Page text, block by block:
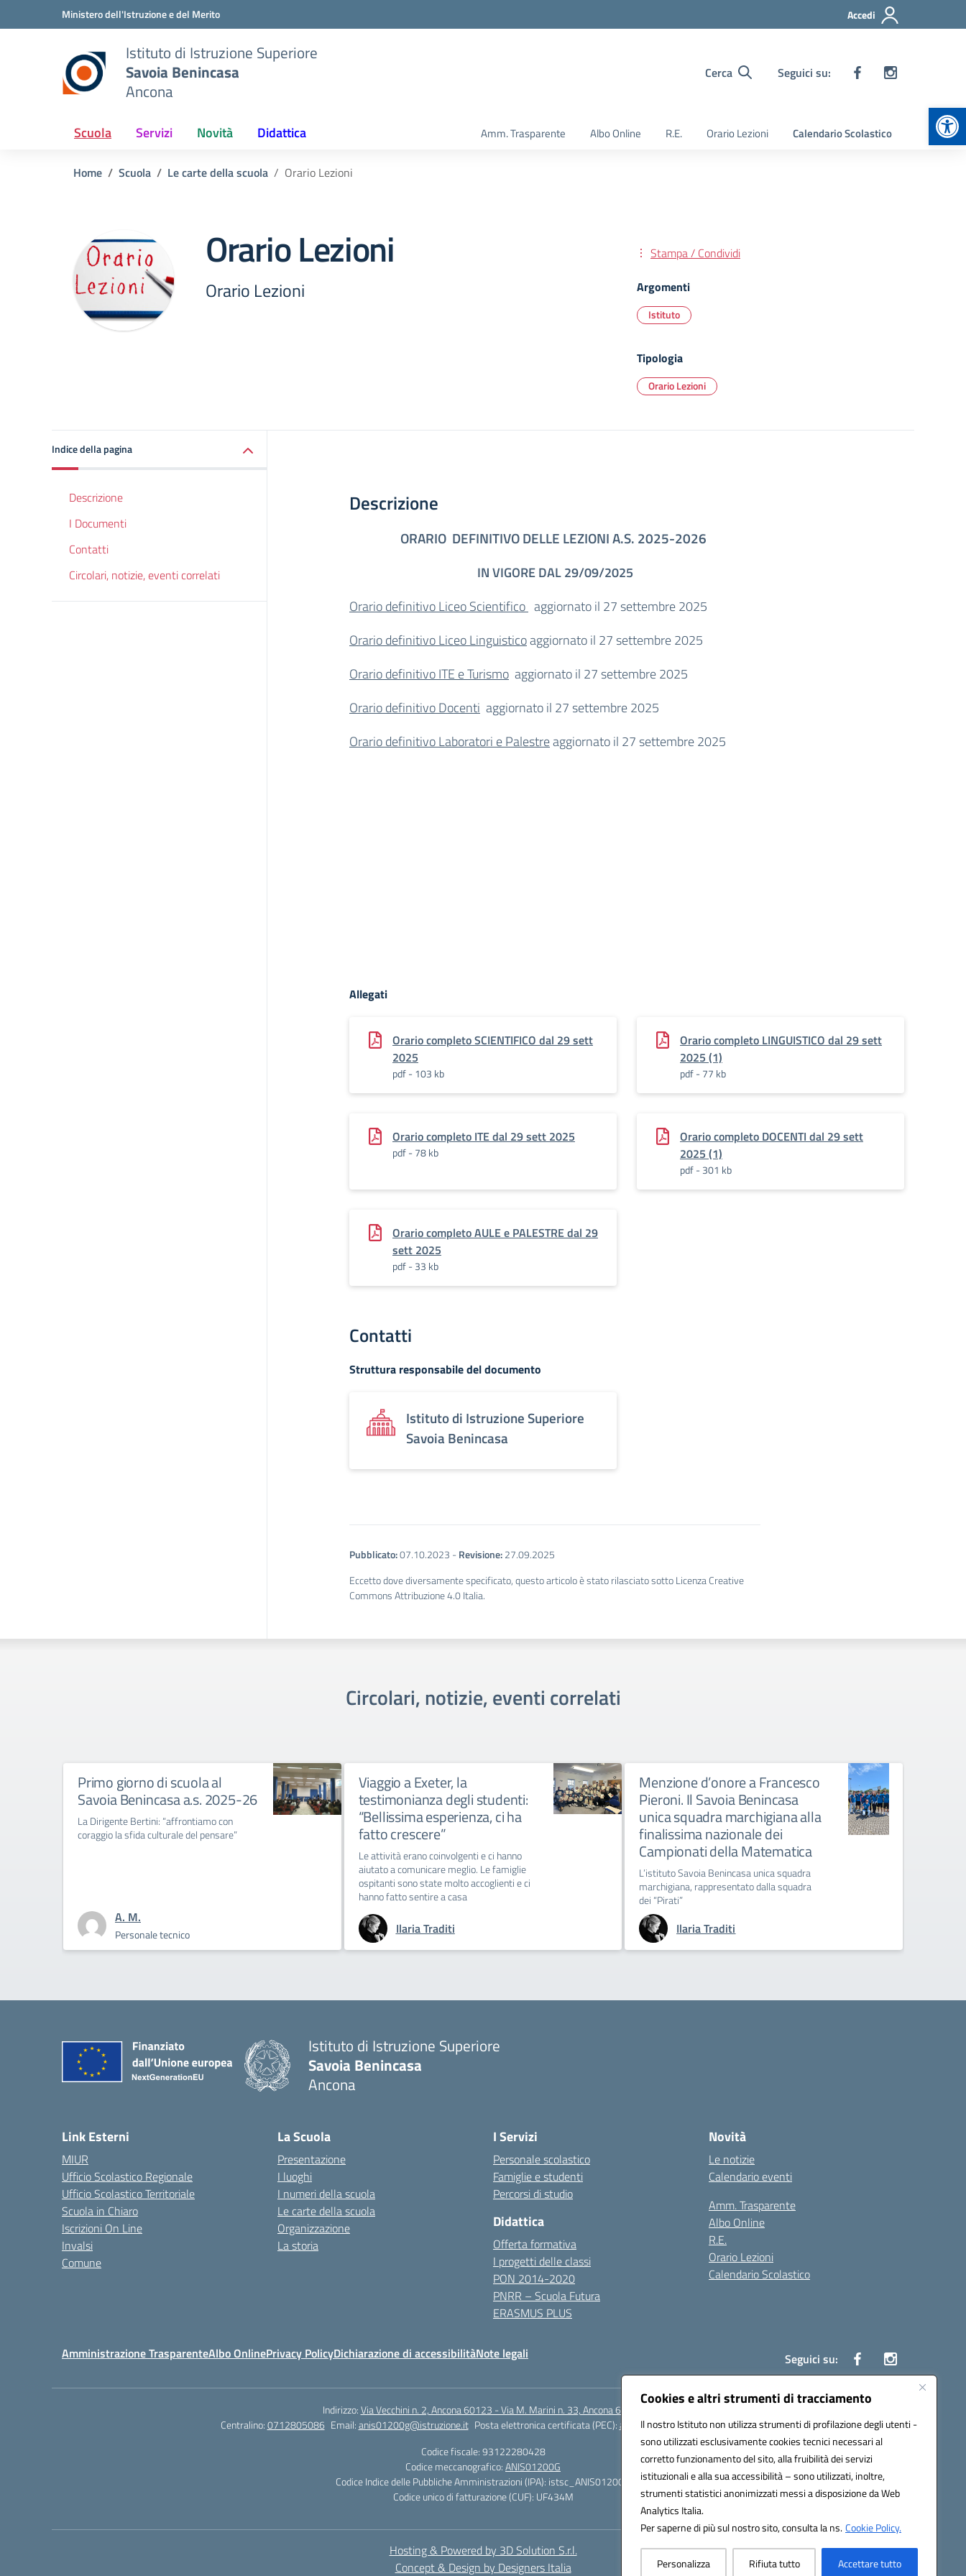
Cookies e altri strumenti di tracciamento
Il nostro Istituto non utilizza strumenti di profilazione degli utenti -
sono utilizzati esclusivamente cookies tecnici necessari al
corretto funzionamento del sito, alla fruibilità dei servizi
istituzionali e alla sua accessibilità – sono utilizzati, inoltre,
strumenti statistici anonimizzati messi a disposizione da Web
Analytics Italia.
Per saperne di più sul nostro sito, consulta la ns.Cookie Policy.
Personalizza Rifiuta tutto Accettare tutto
Vai ai contenuti
Vai al menu di navigazioneMinistero dell'Istruzione e del Merito Accedi
Istituto di Istruzione Superiore
Savoia Benincasa
Ancona
Cerca Seguici su:
Scuola Servizi Novità Didattica Amm. Trasparente Albo Online R.E. Orario Lezioni Calendario Scolastico
Home Scuola Le carte della scuola Orario Lezioni
Orario Lezioni
Orario Lezioni
Stampa / Condividi
Argomenti
Istituto
Tipologia
Orario Lezioni
Indice della pagina
Descrizione
I Documenti
Contatti
Circolari, notizie, eventi correlati
Descrizione
ORARIO DEFINITIVO DELLE LEZIONI A.S. 2025-2026
IN VIGORE DAL 29/09/2025
Orario definitivo Liceo Scientifico aggiornato il 27 settembre 2025
Orario definitivo Liceo Linguisticoaggiornato il 27 settembre 2025
Orario definitivo ITE e Turismo aggiornato il 27 settembre 2025
Orario definitivo Docenti aggiornato il 27 settembre 2025
Orario definitivo Laboratori e Palestreaggiornato il 27 settembre 2025
Allegati
Orario completo SCIENTIFICO dal 29 sett
2025
pdf - 103 kb
Orario completo LINGUISTICO dal 29 sett
2025 (1)
pdf - 77 kb
Orario completo ITE dal 29 sett 2025
pdf - 78 kb
Orario completo DOCENTI dal 29 sett
2025 (1)
pdf - 301 kb
Orario completo AULE e PALESTRE dal 29
sett 2025
pdf - 33 kb
Contatti
Struttura responsabile del documento
Istituto di Istruzione Superiore
Savoia Benincasa
Pubblicato:07.10.2023 -Revisione:27.09.2025
Eccetto dove diversamente specificato, questo articolo è stato rilasciato sotto Licenza Creative
Commons Attribuzione 4.0 Italia.
Circolari, notizie, eventi correlati
Primo giorno di scuola al
Savoia Benincasa a.s. 2025-26
La Dirigente Bertini: “affrontiamo con
coraggio la sfida culturale del pensare”
A. M.
Personale tecnico
Viaggio a Exeter, la
testimonianza degli studenti:
“Bellissima esperienza, ci ha
fatto crescere”
Le attività erano coinvolgenti e ci hanno
aiutato a comunicare meglio. Le famiglie
ospitanti sono state molto accoglienti e ci
hanno fatto sentire a casa
Ilaria Traditi
Menzione d’onore a Francesco
Pieroni. Il Savoia Benincasa
unica squadra marchigiana alla
finalissima nazionale dei
Campionati della Matematica
L’istituto Savoia Benincasa unica squadra
marchigiana, rappresentato dalla squadra
dei “Pirati”
Ilaria Traditi
Istituto di Istruzione Superiore
Savoia Benincasa
Ancona
Link Esterni
MIUR
Ufficio Scolastico Regionale
Ufficio Scolastico Territoriale
Scuola in Chiaro
Iscrizioni On Line
Invalsi
Comune
La Scuola
Presentazione
I luoghi
I numeri della scuola
Le carte della scuola
Organizzazione
La storia
I Servizi
Personale scolastico
Famiglie e studenti
Percorsi di studio
Didattica
Offerta formativa
I progetti delle classi
PON 2014-2020
PNRR – Scuola Futura
ERASMUS PLUS
Novità
Le notizie
Calendario eventi
Amm. Trasparente
Albo Online
R.E.
Orario Lezioni
Calendario Scolastico
Amministrazione TrasparenteAlbo OnlinePrivacy PolicyDichiarazione di accessibilitàNote legali Seguici su:
Indirizzo:Via Vecchini n. 2, Ancona 60123 - Via M. Marini n. 33, Ancona 60129
Centralino:0712805086 Email:anis01200g@istruzione.it Posta elettronica certificata (PEC):anis01200g@pec.istruzione.it
Codice fiscale: 93122280428
Codice meccanografico:ANIS01200G
Codice Indice delle Pubbliche Amministrazioni (IPA): istsc_ANIS01200G
Codice unico di fatturazione (CUF): UF434M
Hosting & Powered by 3D Solution S.r.l.
Concept & Design by Designers Italia